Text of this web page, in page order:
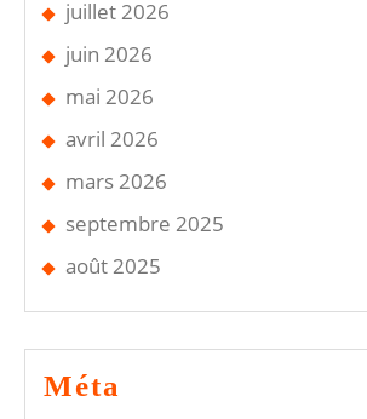
juillet 2026
juin 2026
mai 2026
avril 2026
mars 2026
septembre 2025
août 2025
Méta